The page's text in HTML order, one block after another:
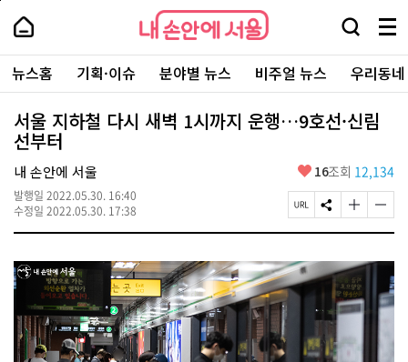
본
로
가
내
손
안
에
서
울
-
서
울
시
대
표
소
통
포
내
손
에
울
검
창
열
기
메
뉴
전
체
보
주
요
서
뉴스홈 기획·이슈 분야별 뉴스 비주얼 뉴스 우리동
서울 지하철 다시 새벽 1시까지 운행…9호선·신림
선부터
내 손안에 서울
발행일 2022.05.30. 16:40
수정일 2022.05.30. 17:38
좋
요
16조회 12,134
페
이
U
R
L
S
N
공
유
하
기
글
자
기
크
게
변
경
하
기
글
자
기
작
게
변
페
상
단
로